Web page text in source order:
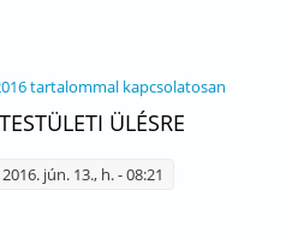
tartalommal kapcsolatosan
ÜLÉSRE
jún. 13., h. - 08:21